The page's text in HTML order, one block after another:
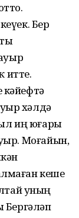
Бер
итте.
кәйефтә
хәлдә
иң юғары
Моғайын,
кеше
уның
Бергәләп